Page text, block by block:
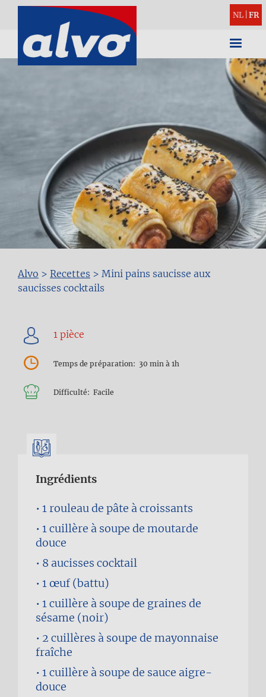
NL FR
Fil
Alvo > Recettes > Mini pains saucisse aux
saucisses cocktails
Temps de préparation 30 min à 1h
Difficulté Facile
Ingrédients
1 rouleaude pâte à croissants
1 cuillère à soupe de moutarde
douce
8 aucisses cocktail
1œuf (battu)
1 cuillère à soupe de graines de
sésame (noir)
2 cuillères à soupe de mayonnaise
fraîche
1 cuillère à soupe de sauce aigre-
douce